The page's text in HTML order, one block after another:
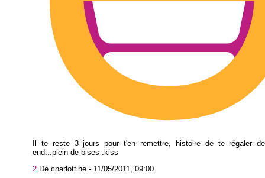
Il te reste 3 jours pour t'en remettre, histoire de te régaler
end...plein de bises :kiss
2 De charlottine - 11/05/2011, 09:00